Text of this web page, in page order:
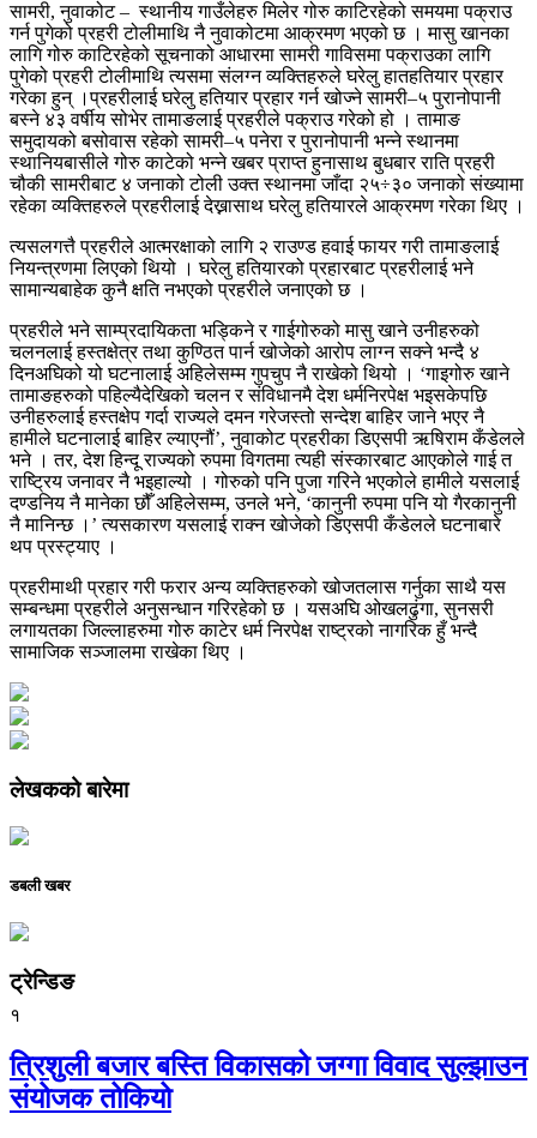
सामरी, नुवाकोट – स्थानीय गाउँलेहरु मिलेर गोरु काटिरहेको समयमा पक्राउ
गर्न पुगेको प्रहरी टोलीमाथि नै नुवाकोटमा आक्रमण भएको छ । मासु खानका
लागि गोरु काटिरहेको सूचनाको आधारमा सामरी गाविसमा पक्राउका लागि
पुगेको प्रहरी टोलीमाथि त्यसमा संलग्न व्यक्तिहरुले घरेलु हातहतियार प्रहार
गरेका हुन् ।प्रहरीलाई घरेलु हतियार प्रहार गर्न खोज्ने सामरी–५ पुरानोपानी
बस्ने ४३ वर्षीय सोभेर तामाङलाई प्रहरीले पक्राउ गरेको हो । तामाङ
समुदायको बसोवास रहेको सामरी–५ पनेरा र पुरानोपानी भन्ने स्थानमा
स्थानियबासीले गोरु काटेको भन्ने खबर प्राप्त हुनासाथ बुधबार राति प्रहरी
चौकी सामरीबाट ४ जनाको टोली उक्त स्थानमा जाँदा २५÷३० जनाको संख्यामा
रहेका व्यक्तिहरुले प्रहरीलाई देख्नासाथ घरेलु हतियारले आक्रमण गरेका थिए ।
त्यसलगत्तै प्रहरीले आत्मरक्षाको लागि २ राउण्ड हवाई फायर गरी तामाङलाई
नियन्त्रणमा लिएको थियो । घरेलु हतियारको प्रहारबाट प्रहरीलाई भने
सामान्यबाहेक कुनै क्षति नभएको प्रहरीले जनाएको छ ।
प्रहरीले भने साम्प्रदायिकता भड्किने र गाईगोरुको मासु खाने उनीहरुको
चलनलाई हस्तक्षेत्र तथा कुण्ठित पार्न खोजेको आरोप लाग्न सक्ने भन्दै ४
दिनअघिको यो घटनालाई अहिलेसम्म गुपचुप नै राखेको थियो । ‘गाइगोरु खाने
तामाङहरुको पहिल्यैदेखिको चलन र संविधानमै देश धर्मनिरपेक्ष भइसकेपछि
उनीहरुलाई हस्तक्षेप गर्दा राज्यले दमन गरेजस्तो सन्देश बाहिर जाने भएर नै
हामीले घटनालाई बाहिर ल्याएनौं’, नुवाकोट प्रहरीका डिएसपी ऋषिराम कँडेलले
भने । तर, देश हिन्दू राज्यको रुपमा विगतमा त्यही संस्कारबाट आएकोले गाई त
राष्ट्रिय जनावर नै भइहाल्यो । गोरुको पनि पुजा गरिने भएकोले हामीले यसलाई
दण्डनिय नै मानेका छौँ अहिलेसम्म, उनले भने, ‘कानुनी रुपमा पनि यो गैरकानुनी
नै मानिन्छ ।’ त्यसकारण यसलाई राक्न खोजेको डिएसपी कँडेलले घटनाबारे
थप प्रस्ट्याए ।
प्रहरीमाथी प्रहार गरी फरार अन्य व्यक्तिहरुको खोजतलास गर्नुका साथै यस
सम्बन्धमा प्रहरीले अनुसन्धान गरिरहेको छ । यसअघि ओखलढुंगा, सुनसरी
लगायतका जिल्लाहरुमा गोरु काटेर धर्म निरपेक्ष राष्ट्रको नागरिक हुँ भन्दै
सामाजिक सञ्जालमा राखेका थिए ।
लेखकको बारेमा
डबली खबर
ट्रेन्डिङ
१
त्रिशुली बजार बस्ति विकासको जग्गा विवाद सुल्झाउन
संयोजक तोकियो